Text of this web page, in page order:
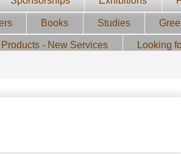
Books Studies
- New Services Looking